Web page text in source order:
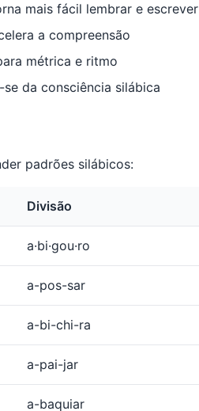
mais fácil lembrar e escrever
a compreensão
métrica e ritmo
da consciência silábica
padrões silábicos:
Divisão
a·bi·gou·ro
a-pos-sar
a-bi-chi-ra
a-pai-jar
a-baquiar